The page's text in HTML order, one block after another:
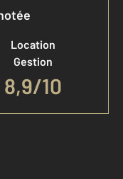
Location
Gestion
8,9/10